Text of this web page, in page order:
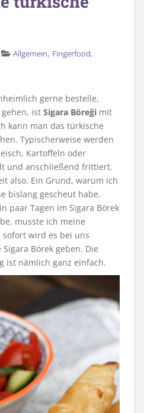
Allgemein, Fingerfood,
gerne bestelle,
ist Sigara Böreği mit
kann man das türkische
Typischerweise werden
Kartoffeln oder
und anschließend frittiert.
also. Ein Grund, warum ich
bislang gescheut habe.
paar Tagen im Sigara Börek
musste ich meine
wird es bei uns
Börek geben. Die
ist nämlich ganz einfach.